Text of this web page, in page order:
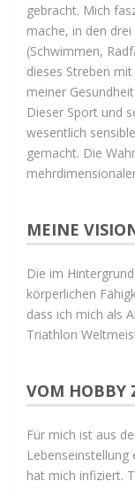
gebracht. Mich
mache, in den
(Schwimmen,
dieses Streben
meiner
Dieser Sport und
wesentlich
gemacht. Die
MEINE
Die im
körperlichen
dass ich mich als
Triathlon
VOM HOBBY
Für mich ist aus
Lebenseinstellung
hat mich infiziert.